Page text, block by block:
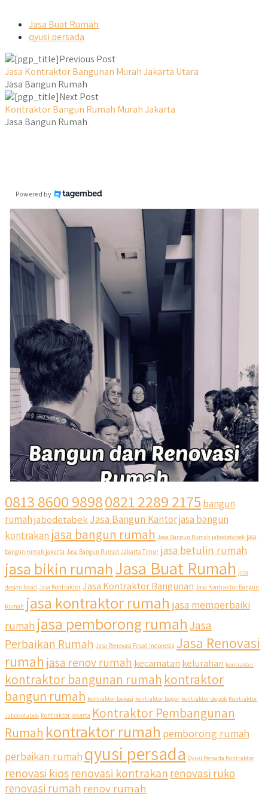
Jasa Buat Rumah
qyusi persada
Previous Post
Jasa Kontraktor Bangunan Murah Jakarta Utara
Jasa Bangun Rumah
Next Post
Kontraktor Bangun Rumah Murah Jakarta
Jasa Bangun Rumah
Powered by
qyusipersada
@qyusipersada 3 years ago
Siapa yang udah masuk List untuk Bangun dan Renovasi
rumah Di @qyusipersada dengan sistem Cicilan ?? 🤗
Untuk informasi lebih lanjut terkait program cicilan ini temen
temen bisa langsung klik link di bio yaa
#jasabangunrumahjakarta #jasarenovasirumahjakarta
#kontraktorjakarta #kontraktorbangunan
#kontraktorbangunanrumah #kontraktorbangunanjakarta
0813 8600 98980821 2289 2175 bangun
rumahjabodetabek Jasa Bangun Kantorjasa bangun
kontrakan jasa bangun rumah Jasa Bangun Rumah jabodetabek jasa
bangun rumah jakarta Jasa Bangun Rumah Jakarta Timur jasa betulin rumah
jasa bikin rumahJasa Buat Rumah jasa
design fasad Jasa Kontraktor Jasa Kontraktor Bangunan Jasa Kontraktor Bangun
Rumah jasa kontraktor rumah jasa memperbaiki
rumah jasa pemborong rumahJasa
Perbaikan Rumah Jasa Renovasi Fasad Indonesia Jasa Renovasi
rumah jasa renov rumah kecamatan kelurahan kontraktor
kontraktor bangunan rumah kontraktor
bangun rumah kontraktor bekasi kontraktor bogor kontraktor depok Kontraktor
Jabodetabek kontraktor jakarta Kontraktor Pembangunan
Rumah kontraktor rumah pemborong rumah
perbaikan rumah qyusi persada Qyusi Persada Kontraktor
renovasi kiosrenovasi kontrakanrenovasi ruko
renovasi rumah renov rumah